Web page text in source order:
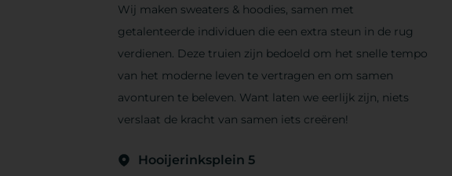
Wij maken sweaters & hoodies, samen met
getalenteerde individuen die een extra steun in de rug
verdienen. Deze truien zijn bedoeld om het snelle tempo
van het moderne leven te vertragen en om samen
avonturen te beleven. Want laten we eerlijk zijn, niets
verslaat de kracht van samen iets creëren!
Hooijerinksplein 5